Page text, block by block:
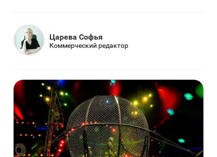
Царева Софья
Коммерческий редактор